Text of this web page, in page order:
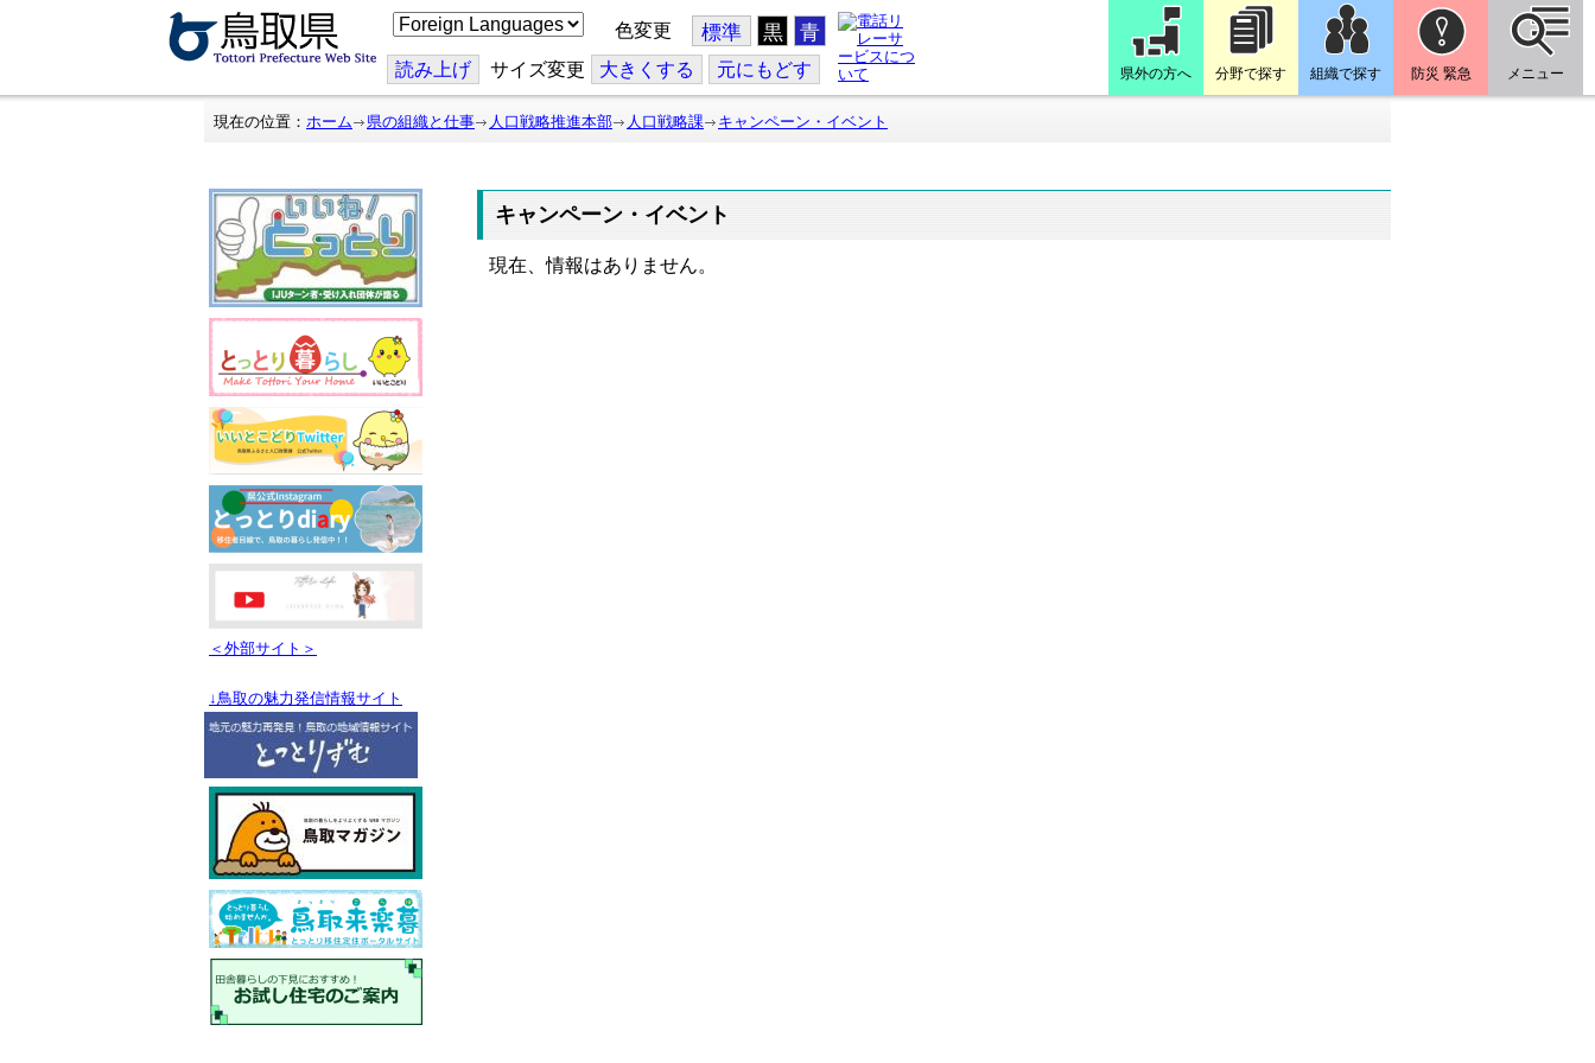
こ
の
ジ
を
翻
色変更 標準 黒 青
読み上げ サイズ変更 大きくする 元にもどす 県外の方へ 分野で探す 組織で探す 防災 緊急 メニュー
現在の位置： ホーム 県の組織と仕事 人口戦略推進本部 人口戦略課 キャンペーン・イベント
＜外部サイト＞
↓鳥取の魅力発信情報サイト
キャンペーン・イベント
現在、情報はありません。